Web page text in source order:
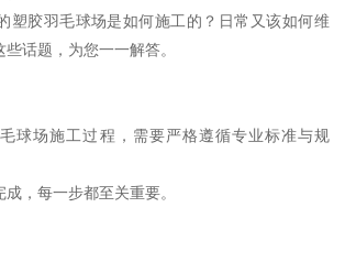
塑胶羽毛球场是如何施工的？日常又该如何维
话题，为您一一解答。
球场施工过程，需要严格遵循专业标准与规
，每一步都至关重要。